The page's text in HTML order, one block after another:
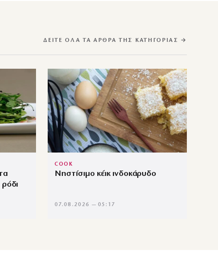
ΔΕΊΤΕ ΌΛΑ ΤΑ ΆΡΘΡΑ ΤΗΣ ΚΑΤΗΓΟΡΊΑΣ →
COOK
Νηστίσιμο κέικ ινδοκάρυδο
07.08.2026 — 05:17